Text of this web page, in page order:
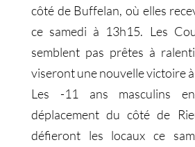
côté de Buffelan, où elles
ce samedi à 13h15. Les
semblent pas prêtes à
viseront une nouvelle victoire
Les -11 ans masculins
déplacement du côté de
défieront les locaux ce